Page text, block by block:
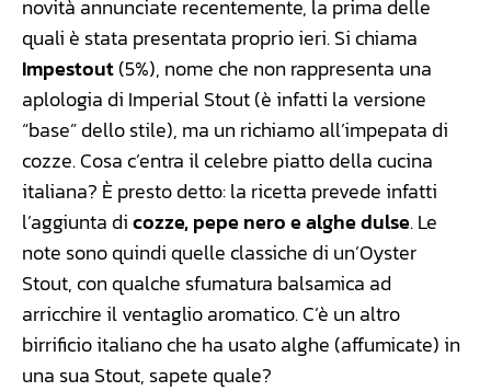
novità annunciate recentemente, la prima delle
quali è stata presentata proprio ieri. Si chiama
Impestout(5%), nome che non rappresenta una
aplologia di Imperial Stout (è infatti la versione
“base” dello stile), ma un richiamo all’impepata di
cozze. Cosa c’entra il celebre piatto della cucina
italiana? È presto detto: la ricetta prevede infatti
l’aggiunta dicozze, pepe nero e alghe dulse. Le
note sono quindi quelle classiche di un’Oyster
Stout, con qualche sfumatura balsamica ad
arricchire il ventaglio aromatico. C’è un altro
birrificio italiano che ha usato alghe (affumicate) in
una sua Stout, sapete quale?